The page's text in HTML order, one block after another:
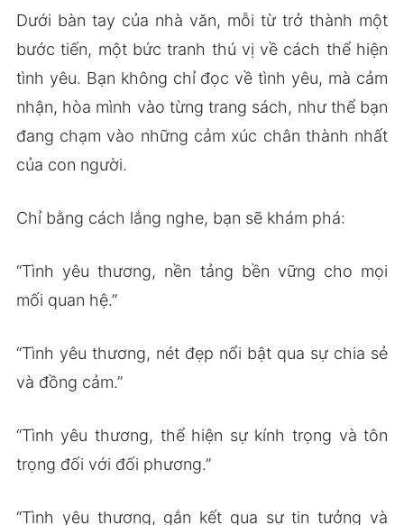
Dưới bàn tay của nhà văn, mỗi từ trở thành một
bước tiến, một bức tranh thú vị về cách thể hiện
tình yêu. Bạn không chỉ đọc về tình yêu, mà cảm
nhận, hòa mình vào từng trang sách, như thể bạn
đang chạm vào những cảm xúc chân thành nhất
của con người.
Chỉ bằng cách lắng nghe, bạn sẽ khám phá:
“Tình yêu thương, nền tảng bền vững cho mọi
mối quan hệ.”
“Tình yêu thương, nét đẹp nổi bật qua sự chia sẻ
và đồng cảm.”
“Tình yêu thương, thể hiện sự kính trọng và tôn
trọng đối với đối phương.”
“Tình yêu thương, gắn kết qua sự tin tưởng và